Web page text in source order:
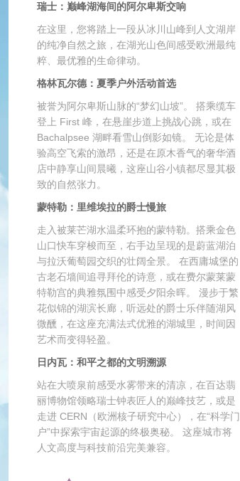
瑞士：巅峰湖海间的阿尔卑斯交响
在这里，您将踏上一段从冰川山峰到人文湖岸
的纯净自然之旅，在湖光山色间感受欧洲最纯
粹、最优雅的生命律动。
格林瓦尔德：夏季户外活动首选
被誉为阿尔卑斯山脉的“梦幻山坡”。 搭乘缆车
登上 First 峰，在悬崖步道上挑战心跳，或在
Bachalpsee 湖畔看雪山倒影如镜。 无论是体
验高空飞索的激昂，还是在原木香气的奢华酒
店中静享山间晨曦，这座山谷小镇都尽显其极
致的自然张力。
蒙特勒：里维埃拉的爵士慢旅
走入被莱芒湖水温柔环抱的蒙特勒。搭乘金色
山口快车穿梭而至，右手边呈现的是蔚蓝湖泊
与拉沃葡萄园交织的壮阔全景。 在西庸城堡的
古老石墙间追寻拜伦的诗意，或在费尔蒙莱蒙
特勒宫的典雅氛围中感受夕阳余晖。 漫步于繁
花似锦的湖滨长廊，听远处的爵士乐伴随湖风
微醺，在这座充满法式优雅的湖城里，时间因
艺术而变得轻盈。
日内瓦：和平之都的文明溯源
站在大喷泉前感受水雾带来的清凉，在百达翡
丽博物馆领略瑞士钟表匠人的巅峰技艺，或是
走进 CERN（欧洲核子研究中心），在“科学门
户”中探索宇宙起源的终极奥秘。 这座城市将
人文高度与科技前沿完美兼容。